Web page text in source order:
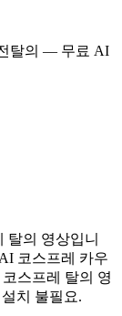
탈의 — 무료 AI
탈의 영상입니
코스프레 카우
스프레 탈의 영
치 불필요.